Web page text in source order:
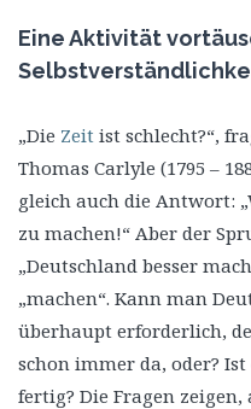
Eine Aktivität
„Die Zeit ist schlecht?“,
Thomas Carlyle (1795 –
gleich auch die Antwort:
zu machen!“ Aber der
„Deutschland besser
„machen“. Kann man
überhaupt erforderlich,
schon immer da, oder?
fertig? Die Fragen